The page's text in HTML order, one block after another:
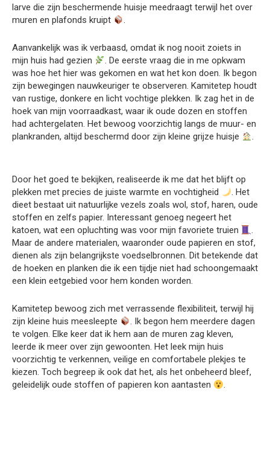
larve die zijn beschermende huisje meedraagt terwijl het over
muren en plafonds kruipt
.
Aanvankelijk was ik verbaasd, omdat ik nog nooit zoiets in
mijn huis had gezien
. De eerste vraag die in me opkwam
was hoe het hier was gekomen en wat het kon doen. Ik begon
zijn bewegingen nauwkeuriger te observeren. Kamitetep houdt
van rustige, donkere en licht vochtige plekken. Ik zag het in de
hoek van mijn voorraadkast, waar ik oude dozen en stoffen
had achtergelaten. Het bewoog voorzichtig langs de muur- en
plankranden, altijd beschermd door zijn kleine grijze huisje
.
Door het goed te bekijken, realiseerde ik me dat het blijft op
plekken met precies de juiste warmte en vochtigheid
. Het
dieet bestaat uit natuurlijke vezels zoals wol, stof, haren, oude
stoffen en zelfs papier. Interessant genoeg negeert het
katoen, wat een opluchting was voor mijn favoriete truien
.
Maar de andere materialen, waaronder oude papieren en stof,
dienen als zijn belangrijkste voedselbronnen. Dit betekende dat
de hoeken en planken die ik een tijdje niet had schoongemaakt
een klein eetgebied voor hem konden worden.
Kamitetep bewoog zich met verrassende flexibiliteit, terwijl hij
zijn kleine huis meesleepte
. Ik begon hem meerdere dagen
te volgen. Elke keer dat ik hem aan de muren zag kleven,
leerde ik meer over zijn gewoonten. Het leek mijn huis
voorzichtig te verkennen, veilige en comfortabele plekjes te
kiezen. Toch begreep ik ook dat het, als het onbeheerd bleef,
geleidelijk oude stoffen of papieren kon aantasten
.